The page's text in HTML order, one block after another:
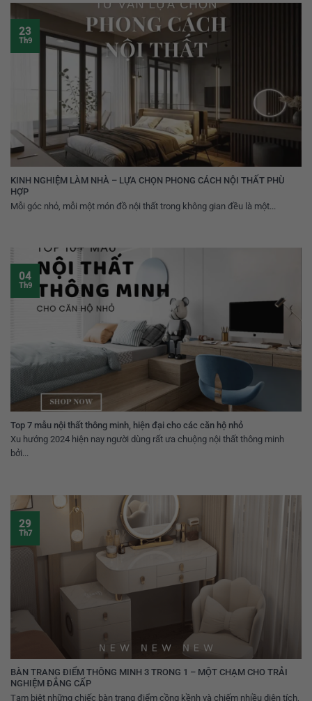
KINH NGHIỆM LÀM NHÀ – LỰA CHỌN PHONG CÁCH NỘI THẤT PHÙ
HỢP
Mỗi góc nhỏ, mỗi một món đồ nội thất trong không gian đều là một...
23
Th9
Top 7 mẫu nội thất thông minh, hiện đại cho các căn hộ nhỏ
Xu hướng 2024 hiện nay người dùng rất ưa chuộng nội thất thông minh
bởi...
04
Th9
BÀN TRANG ĐIỂM THÔNG MINH 3 TRONG 1 – MỘT CHẠM CHO TRẢI
NGHIỆM ĐẲNG CẤP
Tạm biệt những chiếc bàn trang điểm cồng kềnh và chiếm nhiều diện tích,
29
Th7